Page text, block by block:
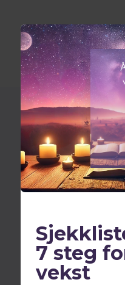
Historien om
fem tusen
7 steg
vekst